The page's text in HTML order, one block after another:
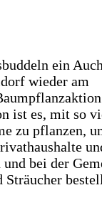
ein
wieder am
ist es, mit so
zu pflanzen,
bei der